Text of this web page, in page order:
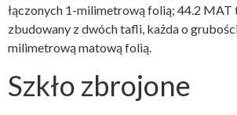
łączonych 1-milimetrową folią; 44.2
zbudowany z dwóch tafli, każda o
milimetrową matową folią.
Szkło zbrojone